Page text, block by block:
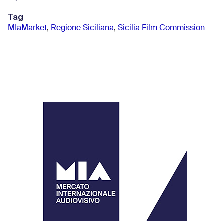
Tag
MIaMarket, Regione Siciliana, Sicilia Film Commission